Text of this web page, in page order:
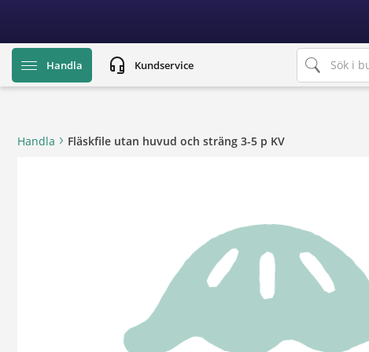
Handla headset_mic Kundservice
Handla Fläskfile utan huvud och sträng 3-5 p KV